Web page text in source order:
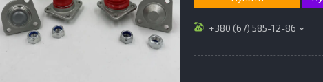
+380 (67) 585-12-86